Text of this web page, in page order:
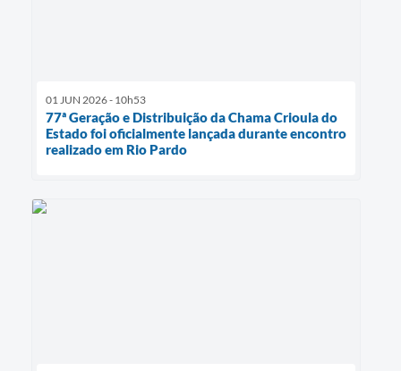
01 JUN 2026 - 10h53
77ª Geração e Distribuição da Chama Crioula do
Estado foi oficialmente lançada durante encontro
realizado em Rio Pardo